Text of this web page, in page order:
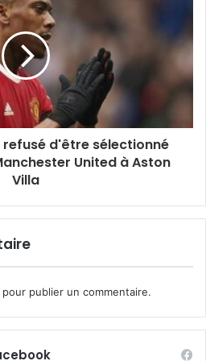
80 % de joueurs amateurs
championnat élite, et
AWARDS
d'être sélectionné
United à Aston
Villa
pour publier un commentaire.